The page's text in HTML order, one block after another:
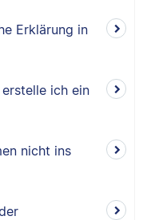
Erklärung in
ich ein
nicht ins